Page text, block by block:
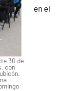
30 de
con
en el